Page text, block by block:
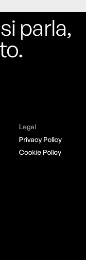
parla,
Legal
Privacy Policy
Cookie Policy